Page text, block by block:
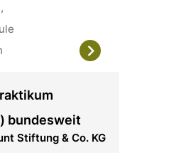
bundesweit
Stiftung & Co. KG